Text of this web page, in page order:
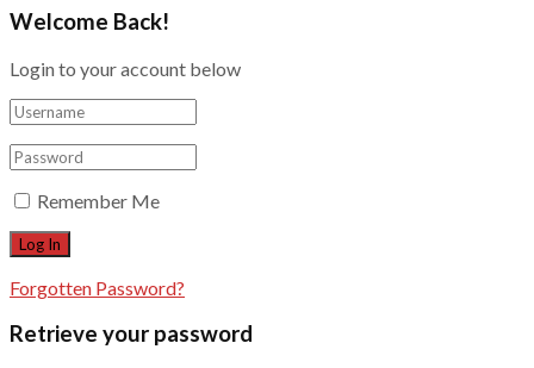
Welcome Back!
Login to your account below
Remember Me
Forgotten Password?
Retrieve your password